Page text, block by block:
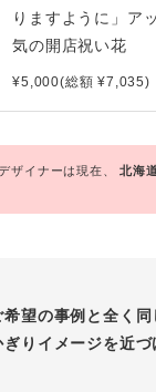
りますように」ア
気の開店祝い花
¥5,000(総額 ¥7,035)
ザイナーは現在、北海
望の事例と全く
りイメージを近づ